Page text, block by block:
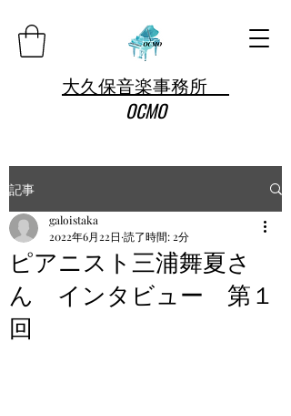
大久保音楽事務所
OCMO
記事
ピアニスト三浦舞夏さ
ん インタビュー 第１
回
galoistaka
2022年6月22日 読了時間: 2分